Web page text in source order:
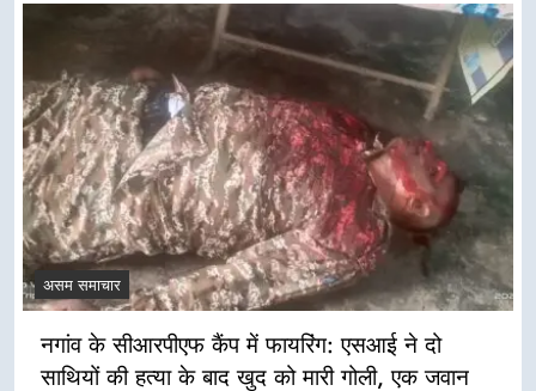
असम समाचार
नगांव के सीआरपीएफ कैंप में फायरिंग: एसआई ने दो
साथियों की हत्या के बाद खुद को मारी गोली, एक जवान